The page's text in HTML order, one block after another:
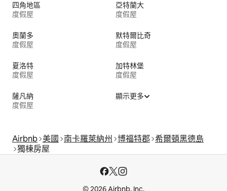
四角地區
度假屋
亞特蘭大
度假屋
奧蘭多
度假屋
默特爾比奇
度假屋
夏洛特
度假屋
加特林堡
度假屋
薩凡納
度假屋
顯示更多
Airbnb 美國 南卡羅萊納州 博福特郡 希爾頓黑德島
獨棟房屋
© 2026 Airbnb, Inc.